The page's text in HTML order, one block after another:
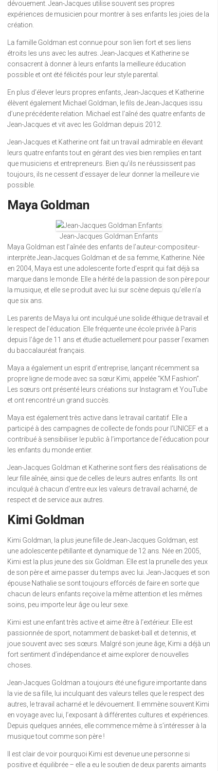
dévouement. Jean-Jacques utilise souvent ses propres
expériences de musicien pour montrer à ses enfants les joies de la
création.
La famille Goldman est connue pour son lien fort et ses liens
étroits les uns avec les autres. Jean-Jacques et Katherine se
consacrent à donner à leurs enfants la meilleure éducation
possible et ont été félicités pour leur style parental.
En plus d’élever leurs propres enfants, Jean-Jacques et Katherine
élèvent également Michael Goldman, le fils de Jean-Jacques issu
d’une précédente relation. Michael est l’aîné des quatre enfants de
Jean-Jacques et vit avec les Goldman depuis 2012.
Jean-Jacques et Katherine ont fait un travail admirable en élevant
leurs quatre enfants tout en gérant des vies bien remplies en tant
que musiciens et entrepreneurs. Bien qu’ils ne réussissent pas
toujours, ils ne cessent d’essayer de leur donner la meilleure vie
possible.
Maya Goldman
Jean-Jacques Goldman Enfants
Maya Goldman est l’aînée des enfants de l’auteur-compositeur-
interprète Jean-Jacques Goldman et de sa femme, Katherine. Née
en 2004, Maya est une adolescente forte d’esprit qui fait déjà sa
marque dans le monde. Elle a hérité de la passion de son père pour
la musique, et elle se produit avec lui sur scène depuis qu’elle n’a
que six ans.
Les parents de Maya lui ont inculqué une solide éthique de travail et
le respect de l’éducation. Elle fréquente une école privée à Paris
depuis l’âge de 11 ans et étudie actuellement pour passer l’examen
du baccalauréat français.
Maya a également un esprit d’entreprise, lançant récemment sa
propre ligne de mode avec sa sœur Kimi, appelée “KM Fashion”.
Les sœurs ont présenté leurs créations sur Instagram et YouTube
et ont rencontré un grand succès.
Maya est également très active dans le travail caritatif. Elle a
participé à des campagnes de collecte de fonds pour l’UNICEF et a
contribué à sensibiliser le public à l’importance de l’éducation pour
les enfants du monde entier.
Jean-Jacques Goldman et Katherine sont fiers des réalisations de
leur fille aînée, ainsi que de celles de leurs autres enfants. Ils ont
inculqué à chacun d’entre eux les valeurs de travail acharné, de
respect et de service aux autres.
Kimi Goldman
Kimi Goldman, la plus jeune fille de Jean-Jacques Goldman, est
une adolescente pétillante et dynamique de 12 ans. Née en 2005,
Kimi est la plus jeune des six Goldman. Elle est la prunelle des yeux
de son père et aime passer du temps avec lui. Jean-Jacques et son
épouse Nathalie se sont toujours efforcés de faire en sorte que
chacun de leurs enfants reçoive la même attention et les mêmes
soins, peu importe leur âge ou leur sexe.
Kimi est une enfant très active et aime être à l’extérieur. Elle est
passionnée de sport, notamment de basket-ball et de tennis, et
joue souvent avec ses sœurs. Malgré son jeune âge, Kimi a déjà un
fort sentiment d’indépendance et aime explorer de nouvelles
choses.
Jean-Jacques Goldman a toujours été une figure importante dans
la vie de sa fille, lui inculquant des valeurs telles que le respect des
autres, le travail acharné et le dévouement. Il emmène souvent Kimi
en voyage avec lui, l’exposant à différentes cultures et expériences.
Depuis quelques années, elle commence même à s’intéresser à la
musique tout comme son père !
Il est clair de voir pourquoi Kimi est devenue une personne si
positive et équilibrée – elle a eu le soutien de deux parents aimants